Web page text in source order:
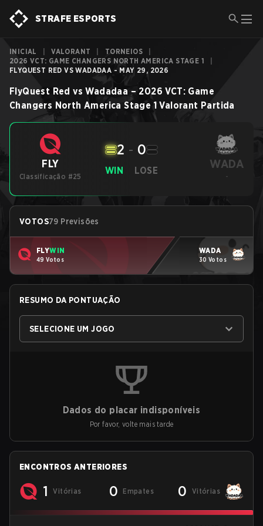
STRAFE ESPORTS
INICIAL VALORANT TORNEIOS
2026 VCT: GAME CHANGERS NORTH AMERICA STAGE 1
FLYQUEST RED VS WADADAA - MAY 29, 2026
FlyQuest Red vs Wadadaa – 2026 VCT: Game
Changers North America Stage 1 Valorant Partida
FLY
Classificação #25
WIN
2 - 0
LOSE WADA
-
VOTOS79 Previsões
FLYWIN
49 Votos
WADA
30 Votos
RESUMO DA PONTUAÇÃO
SELECIONE UM JOGO
Dados do placar indisponíveis
Por favor, volte mais tarde
ENCONTROS ANTERIORES
1 Vitórias 0 Empates 0 Vitórias